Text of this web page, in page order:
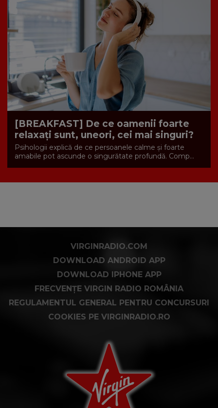
[BREAKFAST] De ce oamenii foarte
relaxați sunt, uneori, cei mai singuri?
Psihologii explică de ce persoanele calme și foarte
amabile pot ascunde o singurătate profundă. Comp...
VIRGINRADIO.COM
DOWNLOAD ANDROID APP
DOWNLOAD IPHONE APP
FRECVENȚE VIRGIN RADIO ROMÂNIA
REGULAMENTUL GENERAL PENTRU CONCURSURI
COOKIES PE VIRGINRADIO.RO